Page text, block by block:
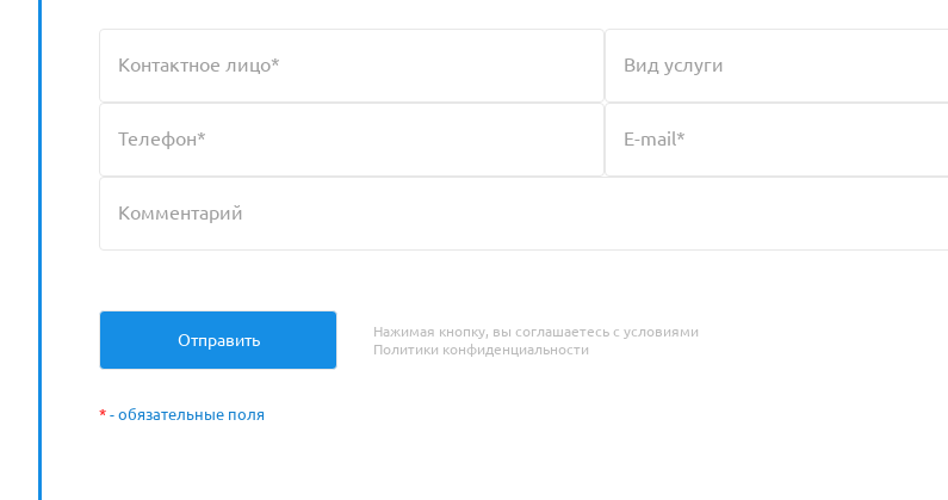
Нажимая кнопку, вы соглашаетесь с условиями
Политики конфиденциальности
* - обязательные поля